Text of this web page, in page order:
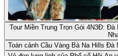
Tour Miền Trung Trọn Gói 4N3Đ:
Toàn cảnh Cầu Vàng Bà Na Hills Đà